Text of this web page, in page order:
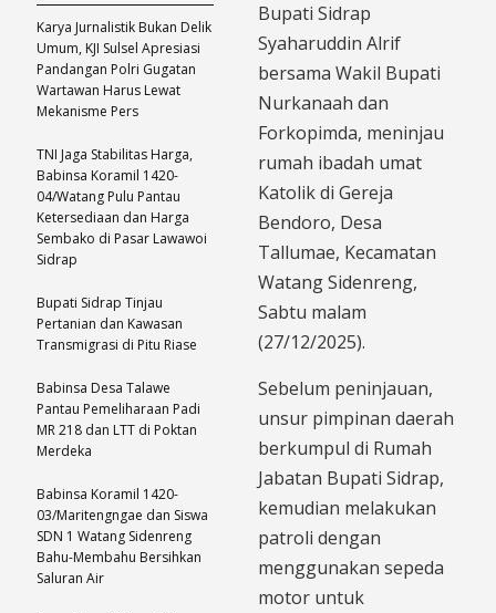
Bupati Sidrap
Syaharuddin Alrif
bersama Wakil Bupati
Nurkanaah dan
Forkopimda, meninjau
rumah ibadah umat
Katolik di Gereja
Bendoro, Desa
Tallumae, Kecamatan
Watang Sidenreng,
Sabtu malam
(27/12/2025).
Sebelum peninjauan,
unsur pimpinan daerah
berkumpul di Rumah
Jabatan Bupati Sidrap,
kemudian melakukan
patroli dengan
menggunakan sepeda
motor untuk
Karya Jurnalistik Bukan Delik
Umum, KJI Sulsel Apresiasi
Pandangan Polri Gugatan
Wartawan Harus Lewat
Mekanisme Pers
TNI Jaga Stabilitas Harga,
Babinsa Koramil 1420-
04/Watang Pulu Pantau
Ketersediaan dan Harga
Sembako di Pasar Lawawoi
Sidrap
Bupati Sidrap Tinjau
Pertanian dan Kawasan
Transmigrasi di Pitu Riase
Babinsa Desa Talawe
Pantau Pemeliharaan Padi
MR 218 dan LTT di Poktan
Merdeka
Babinsa Koramil 1420-
03/Maritengngae dan Siswa
SDN 1 Watang Sidenreng
Bahu-Membahu Bersihkan
Saluran Air